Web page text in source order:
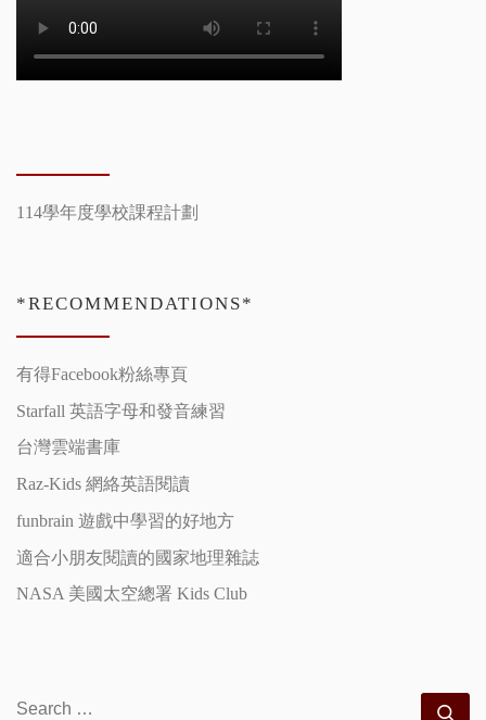
114學年度學校課程計劃
*RECOMMENDATIONS*
有得Facebook粉絲專頁
Starfall 英語字母和發音練習
台灣雲端書庫
Raz-Kids 網絡英語閱讀
funbrain 遊戲中學習的好地方
適合小朋友閱讀的國家地理雜誌
NASA 美國太空總署 Kids Club
SEARCH